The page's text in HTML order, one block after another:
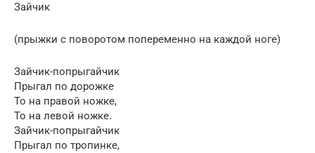
Зайчик
(прыжки с поворотом попеременно на каждой ноге)
Зайчик-попрыгайчик
Прыгал по дорожке
То на правой ножке,
То на левой ножке.
Зайчик-попрыгайчик
Прыгал по тропинке,